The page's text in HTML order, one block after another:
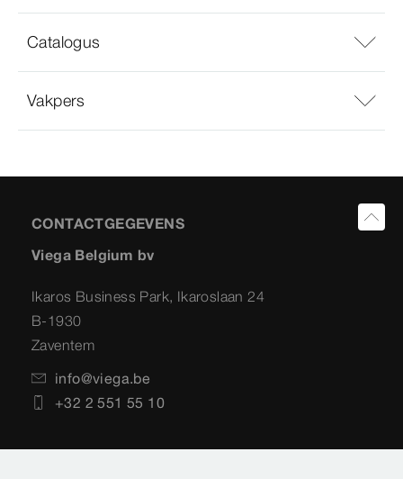
Catalogus
Vakpers
CONTACTGEGEVENS
Viega Belgium bv
Ikaros Business Park, Ikaroslaan 24
B-1930
Zaventem
info@viega.be
+32 2 551 55 10